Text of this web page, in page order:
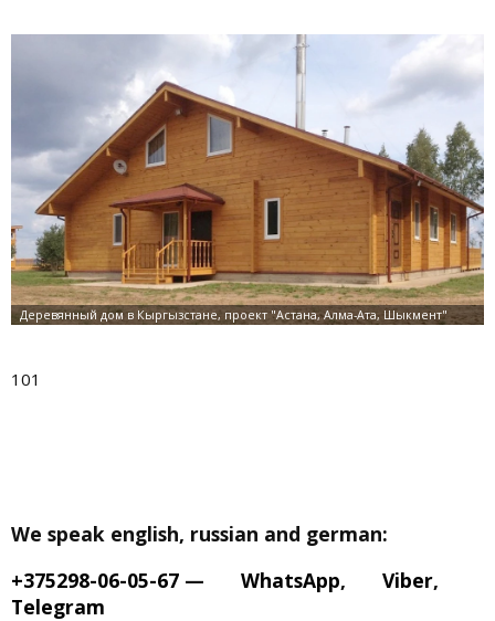
101
We speak english, russian and german:
+375298-06-05-67 — WhatsApp, Viber,
Telegram